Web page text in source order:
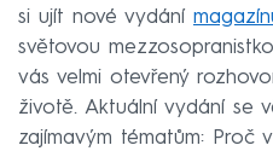
si ujít nové vydání
světovou
vás velmi otevřený
životě. Aktuální vydání se
zajímavým tématům: Proč